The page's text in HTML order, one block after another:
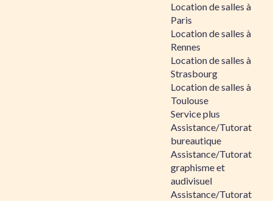
Location de salles à
Paris
Location de salles à
Rennes
Location de salles à
Strasbourg
Location de salles à
Toulouse
Service plus
Assistance/Tutorat
bureautique
Assistance/Tutorat
graphisme et
audivisuel
Assistance/Tutorat